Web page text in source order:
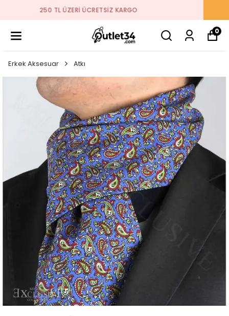
2026 SEZON ÜRÜNLER STOKLARDA
0
Erkek Aksesuar Atkı